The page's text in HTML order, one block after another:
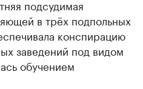
подсудимая
в трёх подпольных
конспирацию
заведений под видом
обучением